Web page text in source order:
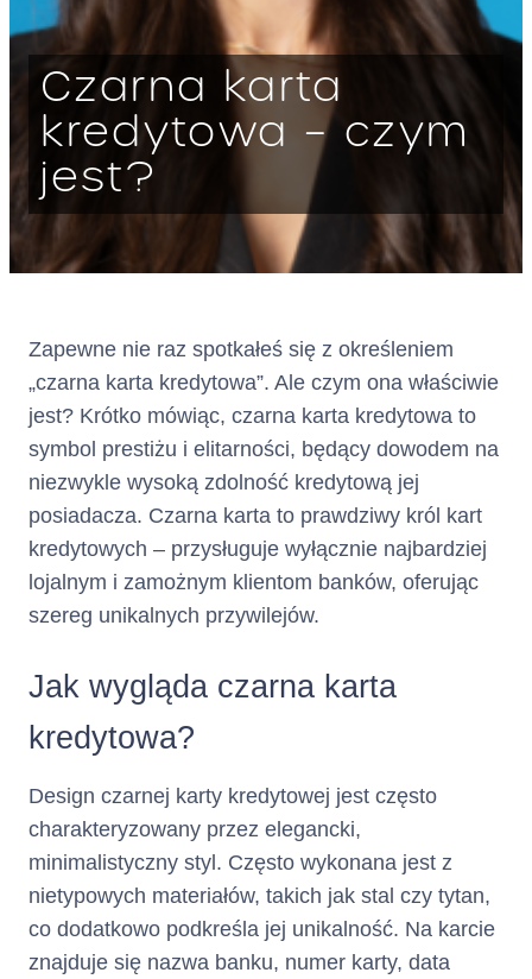
Czarna karta
kredytowa – czym
jest?
Zapewne nie raz spotkałeś się z określeniem
„czarna karta kredytowa”. Ale czym ona właściwie
jest? Krótko mówiąc, czarna karta kredytowa to
symbol prestiżu i elitarności, będący dowodem na
niezwykle wysoką zdolność kredytową jej
posiadacza. Czarna karta to prawdziwy król kart
kredytowych – przysługuje wyłącznie najbardziej
lojalnym i zamożnym klientom banków, oferując
szereg unikalnych przywilejów.
Jak wygląda czarna karta
kredytowa?
Design czarnej karty kredytowej jest często
charakteryzowany przez elegancki,
minimalistyczny styl. Często wykonana jest z
nietypowych materiałów, takich jak stal czy tytan,
co dodatkowo podkreśla jej unikalność. Na karcie
znajduje się nazwa banku, numer karty, data
ul. Grzybowska 87, 00-844
Warszawa
KRS: 0000803716
wpisana
jako Krajowa Instytucja Płatnicz
a do rejestru prowadzonego
przez Komisję Nadzoru
Finansowego
pod numerem IP62/2024
Adres :
(siedziba)
ul. Grzybowska 87, 00-844
Warszawa
Adres do doręczeń
elektronicznych:
(wpisany do bazy adresów
elektronicznych)
AE:PL-75866-56446-VBGFB-
Numer
telefonu :
(informacja ta ma charakter
opcjonalny)
+ 22 598 77 99
Adres poczty
elektronicznej :
(informacja ta ma charakter
opcjonalny)
kontakt@netcredit.pl